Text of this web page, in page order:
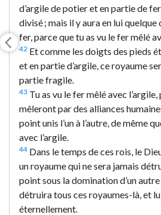
d’argile de potier et en partie de
divisé ; mais il y aura en lui
fer, parce que tu as vu le fer mêlé
42 Et comme les doigts des pieds
et en partie d’argile, ce royaume
partie fragile.
43 Tu as vu le fer mêlé avec l’argile,
mêleront par des alliances
point unis l’un à l’autre, de même
avec l’argile.
44 Dans le temps de ces rois, le
un royaume qui ne sera jamais
point sous la domination d’un
détruira tous ces royaumes-là, et
éternellement.